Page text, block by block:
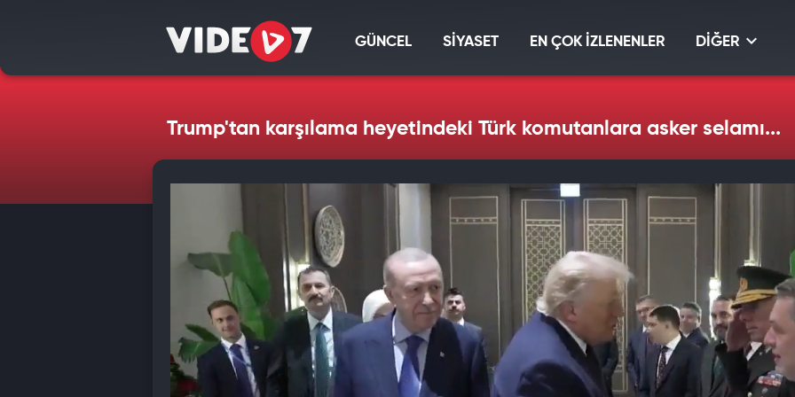
GÜNCEL SİYASET EN ÇOK İZLENENLER DİĞER
Trump'tan karşılama heyetindeki Türk komutanlara asker selamı...